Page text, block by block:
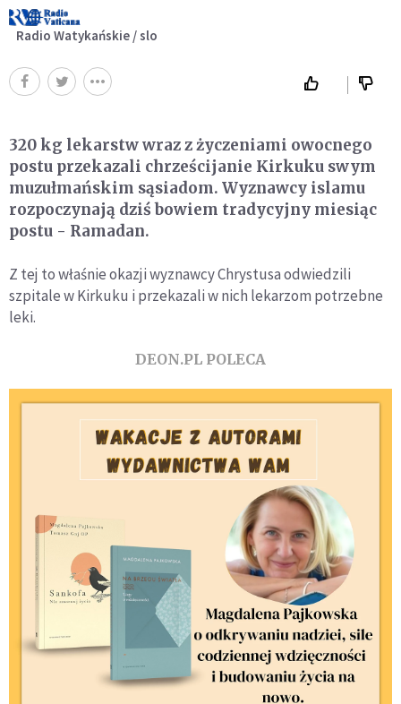
Radio Watykańskie / slo
320 kg lekarstw wraz z życzeniami owocnego
postu przekazali chrześcijanie Kirkuku swym
muzułmańskim sąsiadom. Wyznawcy islamu
rozpoczynają dziś bowiem tradycyjny miesiąc
postu - Ramadan.
Z tej to właśnie okazji wyznawcy Chrystusa odwiedzili
szpitale w Kirkuku i przekazali w nich lekarzom potrzebne
leki.
DEON.PL POLECA